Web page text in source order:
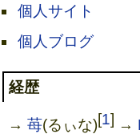
個人サイト
個人ブログ
経歴
→苺(るぃな)[1] →